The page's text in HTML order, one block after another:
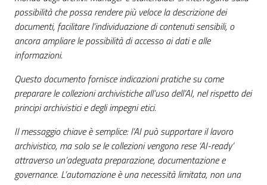
possibilità che possa rendere più veloce la descrizione dei
documenti, facilitare l’individuazione di contenuti sensibili, o
ancora ampliare le possibilità di accesso ai dati e alle
informazioni.
Questo documento fornisce indicazioni pratiche su come
preparare le collezioni archivistiche all’uso dell’AI, nel rispetto dei
principi archivistici e degli impegni etici.
Il messaggio chiave è semplice: l’AI può supportare il lavoro
archivistico, ma solo se le collezioni vengono rese ‘AI-ready’
attraverso un’adeguata preparazione, documentazione e
governance. L’automazione è una necessità limitata, non una